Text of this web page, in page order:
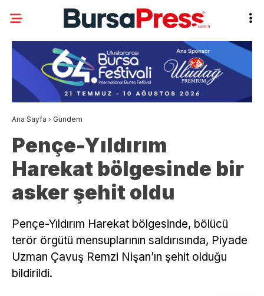
Ana Sayfa › Gündem
Pençe-Yıldırım
Harekat bölgesinde bir
asker şehit oldu
Pençe-Yıldırım Harekat bölgesinde, bölücü
terör örgütü mensuplarının saldırısında, Piyade
Uzman Çavuş Remzi Nişan’ın şehit olduğu
bildirildi.